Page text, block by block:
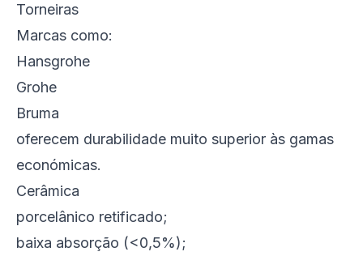
Torneiras
Marcas como:
Hansgrohe
Grohe
Bruma
oferecem durabilidade muito superior às gamas
económicas.
Cerâmica
porcelânico retificado;
baixa absorção (<0,5%);